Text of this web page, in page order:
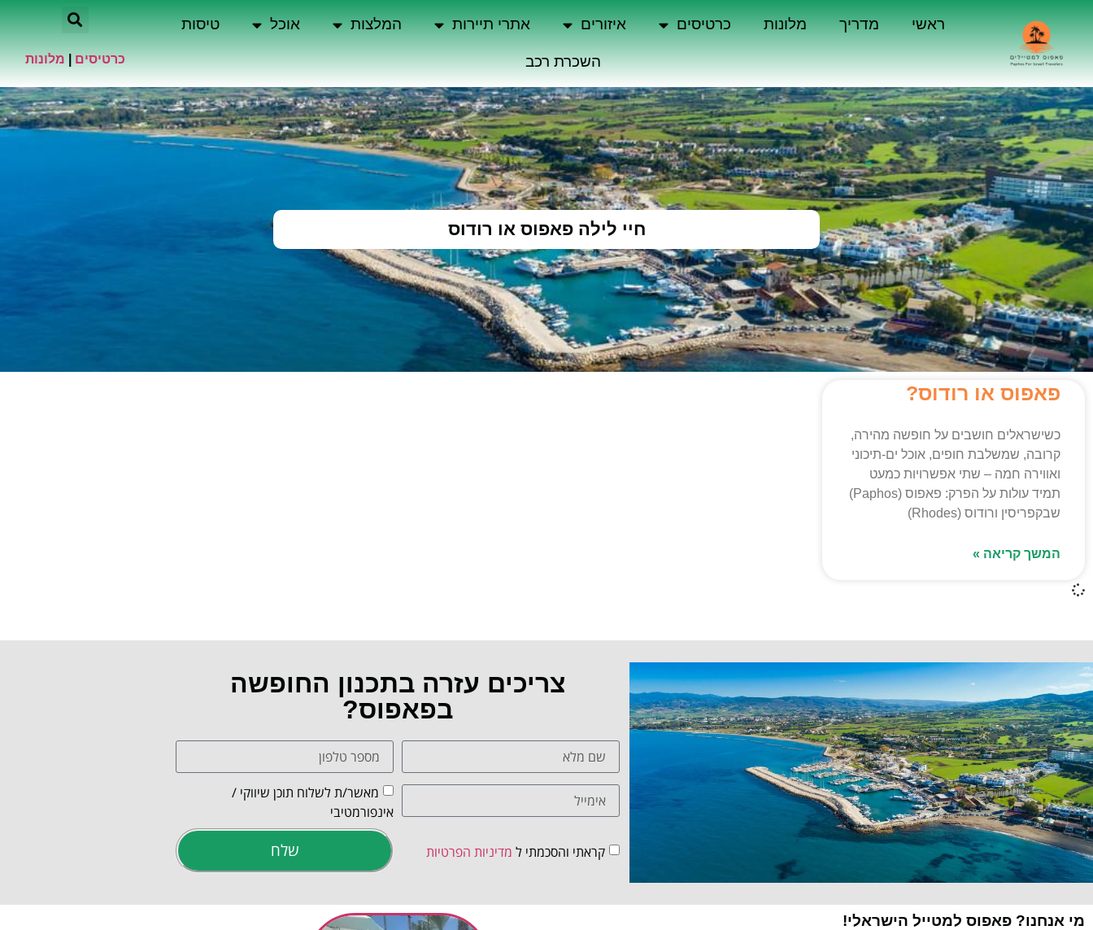
ראשי מדריך מלונות כרטיסים איזורים אתרי תיירות המלצות אוכל טיסות
השכרת רכב כרטיסים מלונות
חיי לילה פאפוס או רודוס
פאפוס או רודוס?
כשישראלים חושבים על חופשה מהירה,
קרובה, שמשלבת חופים, אוכל ים-תיכוני
ואווירה חמה – שתי אפשרויות כמעט
תמיד עולות על הפרק: פאפוס (Paphos)
שבקפריסין ורודוס (Rhodes)
המשך קריאה »
צריכים עזרה בתכנון החופשה
בפאפוס?
מאשר/ת לשלוח תוכן שיווקי /
אינפורמטיבי
קראתי והסכמתי ל מדיניות הפרטיות שלח
מי אנחנו? פאפוס למטייל הישראלי!